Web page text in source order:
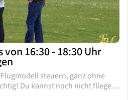
16:30 - 18:30 Uhr
steuern, ganz ohne
Du kannst noch nicht fliegen,